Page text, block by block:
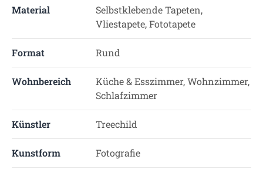
Material
Selbstklebende Tapeten,
Vliestapete, Fototapete
Format Rund
Wohnbereich
Küche & Esszimmer, Wohnzimmer,
Schlafzimmer
Künstler Treechild
Kunstform Fotografie